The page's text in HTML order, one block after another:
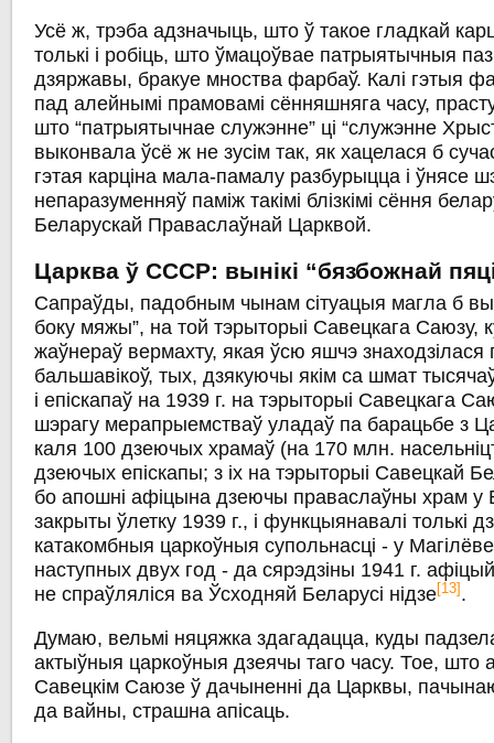
Усё ж, трэба адзначыць, што ў такое гладкай
толькі і робіць, што ўмацоўвае патрыятычныя
дзяржавы, бракуе мноства фарбаў. Калі гэтыя
пад алейнымі прамовамі сённяшняга часу,
што “патрыятычнае служэнне” ці “служэнне
выконвала ўсё ж не зусім так, як хацелася б
гэтая карціна мала-памалу разбурыцца і ўнясе
непаразуменняў паміж такімі блізкімі сёння
Беларускай Праваслаўнай Царквой.
Царква ў СССР: вынікі “бязбожнай
Сапраўды, падобным чынам сітуацыя магла б
боку мяжы”, на той тэрыторыі Савецкага Саюзу,
жаўнераў вермахту, якая ўсю яшчэ
бальшавікоў, тых, дзякуючы якім са шмат
і епіскапаў на 1939 г. на тэрыторыі Савецкага
шэрагу мерапрыемстваў уладаў па барацьбе з
каля 100 дзеючых храмаў (на 170 млн.
дзеючых епіскапы; з іх на тэрыторыі Савецкай
бо апошні афіцына дзеючы праваслаўны храм у
закрыты ўлетку 1939 г., і функцыянавалі толькі
катакомбныя царкоўныя супольнасці - у Магілёве
наступных двух год - да сярэдзіны 1941 г.
не спраўляліся ва Ўсходняй Беларусі нідзе[13] .
Думаю, вельмі няцяжка здагадацца, куды
актыўныя царкоўныя дзеячы таго часу. Тое, што
Савецкім Саюзе ў дачыненні да Царквы,
да вайны, страшна апісаць.